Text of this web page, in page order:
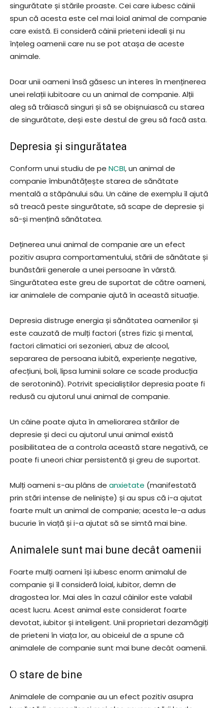
singurătate și stările proaste. Cei care iubesc câinii
spun că acesta este cel mai loial animal de companie
care există. Ei consideră câinii prieteni ideali și nu
înțeleg oamenii care nu se pot atașa de aceste
animale.
Doar unii oameni însă găsesc un interes în menținerea
unei relații iubitoare cu un animal de companie. Alții
aleg să trăiască singuri și să se obișnuiască cu starea
de singurătate, deși este destul de greu să facă asta.
Depresia și singurătatea
Conform unui studiu de pe NCBI, un animal de
companie îmbunătățește starea de sănătate
mentală a stăpânului său. Un câine de exemplu îl ajută
să treacă peste singurătate, să scape de depresie și
să-și mențină sănătatea.
Deținerea unui animal de companie are un efect
pozitiv asupra comportamentului, stării de sănătate și
bunăstării generale a unei persoane în vârstă.
Singurătatea este greu de suportat de către oameni,
iar animalele de companie ajută în această situație.
Depresia distruge energia și sănătatea oamenilor și
este cauzată de mulți factori (stres fizic și mental,
factori climatici ori sezonieri, abuz de alcool,
separarea de persoana iubită, experiențe negative,
afecțiuni, boli, lipsa luminii solare ce scade producția
de serotonină). Potrivit specialiștilor depresia poate fi
redusă cu ajutorul unui animal de companie.
Un câine poate ajuta în ameliorarea stărilor de
depresie și deci cu ajutorul unui animal există
posibilitatea de a controla această stare negativă, ce
poate fi uneori chiar persistentă și greu de suportat.
Mulți oameni s-au plâns de anxietate (manifestată
prin stări intense de neliniște) și au spus că i-a ajutat
foarte mult un animal de companie; acesta le-a adus
bucurie în viață și i-a ajutat să se simtă mai bine.
Animalele sunt mai bune decât oamenii
Foarte mulți oameni își iubesc enorm animalul de
companie și îl consideră loial, iubitor, demn de
dragostea lor. Mai ales în cazul câinilor este valabil
acest lucru. Acest animal este considerat foarte
devotat, iubitor și inteligent. Unii proprietari dezamăgiți
de prieteni în viața lor, au obiceiul de a spune că
animalele de companie sunt mai bune decât oamenii.
O stare de bine
Animalele de companie au un efect pozitiv asupra